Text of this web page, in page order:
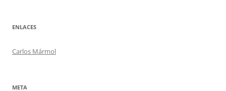
ENLACES
Carlos Mármol
META